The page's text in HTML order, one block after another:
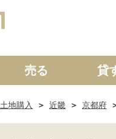
中古一戸建て
売る 貸
土地購入 近畿 京都府